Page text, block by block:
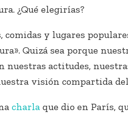
¿Qué elegirías?
y lugares
Quizá sea porque
nuestras actitudes,
visión compartida
charla que dio en París,